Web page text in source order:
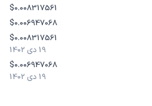
$0.008317561
$0.006947068
$0.008317561
19 دی 1402
$0.006947068
19 دی 1402